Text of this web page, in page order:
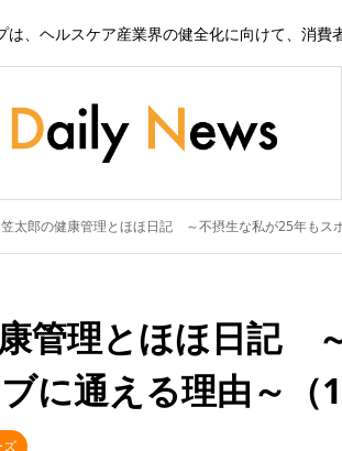
、ヘルスケア産業界の健全化に向けて、消費
太郎の健康管理とほほ日記 ～不摂生な私が25年もス
管理とほほ日記
に通える理由～（
ズ